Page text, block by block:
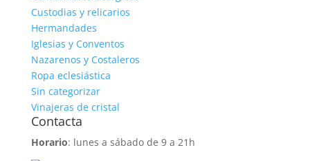
Custodias y relicarios
Hermandades
Iglesias y Conventos
Nazarenos y Costaleros
Ropa eclesiástica
Sin categorizar
Vinajeras de cristal
Contacta
Horario: lunes a sábado de 9 a 21h